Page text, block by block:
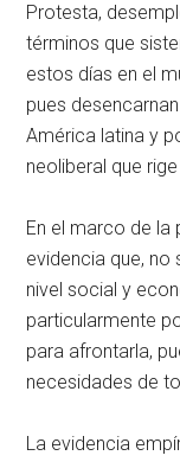
Protesta,
términos que
estos días en el
pues
América latina y
neoliberal que
En el marco de la
evidencia que,
nivel social y
particularmente
para afrontarla,
necesidades de
La evidencia